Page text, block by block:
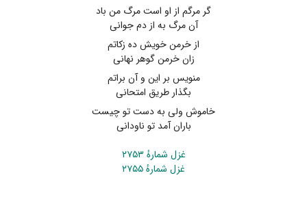
گر مرگم از او است مرگ من باد
آن مرگ به از دم جوانی
از خرمن خویش ده زکاتم
زان خرمن گوهر نهانی
منویس بر این و آن براتم
بگذار طریق امتحانی
خاموش ولی به دست تو چیست
باران آمد تو ناودانی
غزل شمارهٔ ۲۷۵۳
غزل شمارهٔ ۲۷۵۵